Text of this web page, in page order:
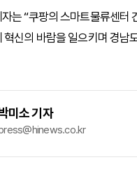
는 “쿠팡의 스마트물류센터
혁신의 바람을 일으키며 경남
미소 기자